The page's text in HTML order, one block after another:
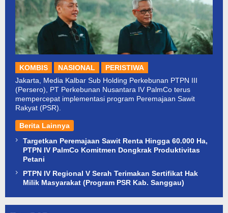
KOMBIS NASIONAL
PERISTIWA
Jakarta, Media Kalbar Sub Holding Perkebunan PTPN III
(Persero), PT Perkebunan Nusantara IV PalmCo terus
mempercepat implementasi program Peremajaan Sawit
Rakyat (PSR).
Berita Lainnya
Targetkan Peremajaan Sawit Renta Hingga 60.000 Ha,
PTPN IV PalmCo Komitmen Dongkrak Produktivitas
Petani
PTPN IV Regional V Serah Terimakan Sertifikat Hak
Milik Masyarakat (Program PSR Kab. Sanggau)